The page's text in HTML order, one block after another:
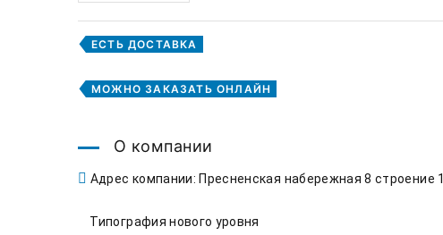
ЕСТЬ ДОСТАВКА
МОЖНО ЗАКАЗАТЬ ОНЛАЙН
О компании
Адрес компании: Пресненская набережная 8 строение 1